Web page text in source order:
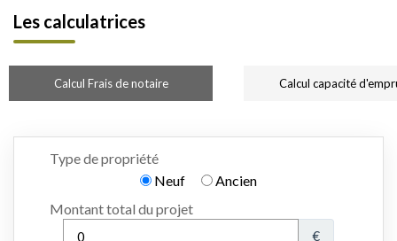
Les calculatrices
Calcul Frais de notaire Calcul capacité